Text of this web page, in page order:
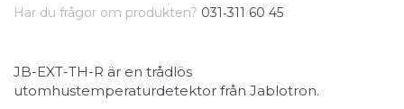
Har du frågor om produkten? 031‑311 60 45
JB-EXT-TH-R är en trådlös
utomhustemperaturdetektor från Jablotron.